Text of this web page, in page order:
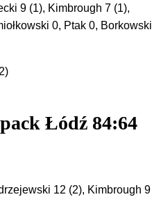
9 (1), Kimbrough 7 (1),
0, Ptak 0, Borkowski
Łódź 84:64
12 (2), Kimbrough 9